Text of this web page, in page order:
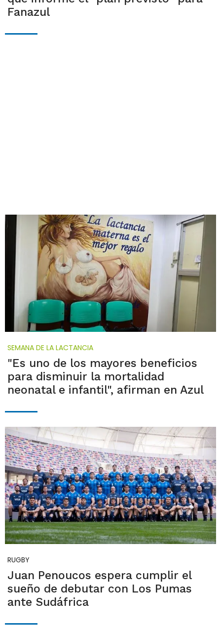
Fanazul
SEMANA DE LA LACTANCIA
"Es uno de los mayores beneficios
para disminuir la mortalidad
neonatal e infantil", afirman en Azul
RUGBY
Juan Penoucos espera cumplir el
sueño de debutar con Los Pumas
ante Sudáfrica